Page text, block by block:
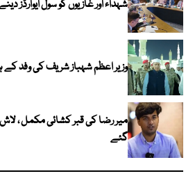
شہداء اور غازیوں کو سول ایوارڈز
وزیر اعظم شہباز شریف کی وفد
میر رضا کی قبر کشائی مکمل ،
گئے